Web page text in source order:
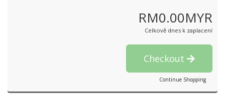
RM0.00MYR
Celkově dnes k zaplacení
Checkout
Continue Shopping